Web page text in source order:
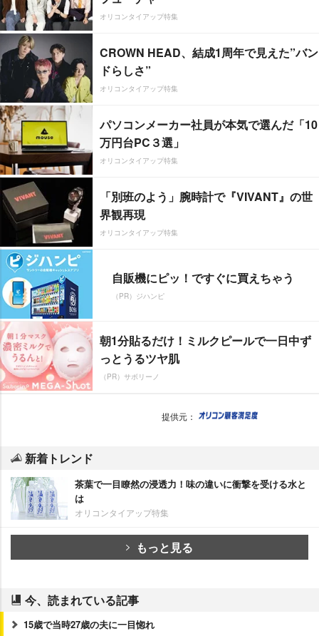
オリコンタイアップ特集
CROWN HEAD、結成1周年で見えた”バン
ドらしさ”
オリコンタイアップ特集
パソコンメーカー社員が本気で選んだ「10
万円台PC３選」
オリコンタイアップ特集
「別班のよう」腕時計で『VIVANT』の世
界観再現
オリコンタイアップ特集
自販機にピッ！ですぐに買えちゃう
（PR）ジハンピ
朝1分貼るだけ！ミルクピールで一日中ず
っとうるツヤ肌
（PR）サボリーノ
提供元：
新着トレンド
茶葉で一目瞭然の浸透力！味の違いに衝撃を受ける水と
は
オリコンタイアップ特集
もっと見る
今、読まれている記事
15歳で当時27歳の夫に一目惚れ